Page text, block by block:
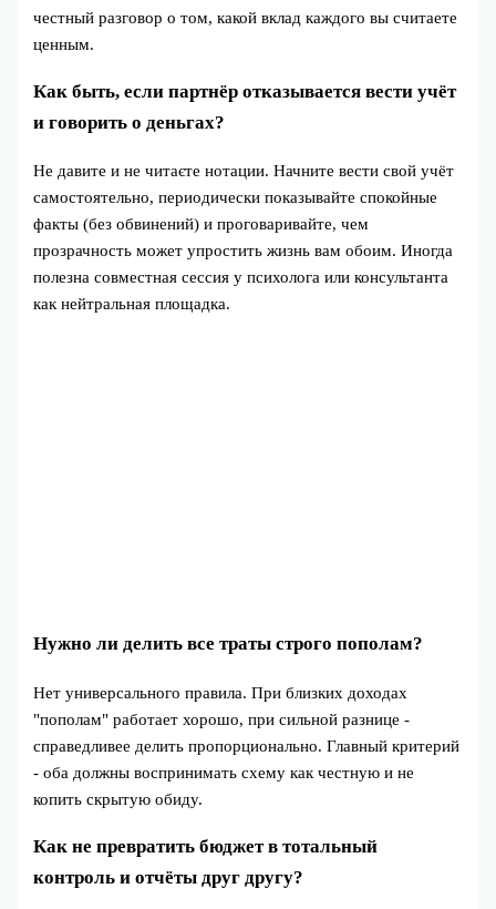
честный разговор о том, какой вклад каждого вы считаете
ценным.
Как быть, если партнёр отказывается вести учёт
и говорить о деньгах?
Не давите и не читаєте нотации. Начните вести свой учёт
самостоятельно, периодически показывайте спокойные
факты (без обвинений) и проговаривайте, чем
прозрачность может упростить жизнь вам обоим. Иногда
полезна совместная сессия у психолога или консультанта
как нейтральная площадка.
Нужно ли делить все траты строго пополам?
Нет универсального правила. При близких доходах
"пополам" работает хорошо, при сильной разнице -
справедливее делить пропорционально. Главный критерий
- оба должны воспринимать схему как честную и не
копить скрытую обиду.
Как не превратить бюджет в тотальный
контроль и отчёты друг другу?